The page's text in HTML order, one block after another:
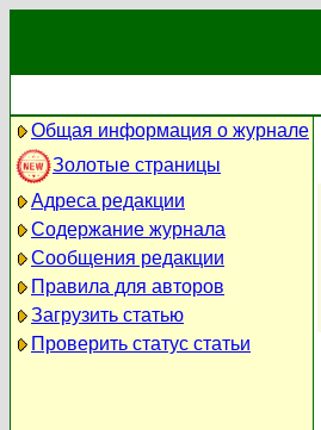
Общая информация о журнале
Золотые страницы
Адреса редакции
Содержание журнала
Сообщения редакции
Правила для авторов
Загрузить статью
Проверить статус статьи